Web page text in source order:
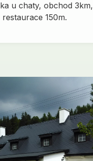
u chaty, obchod 3km,
restaurace 150m.